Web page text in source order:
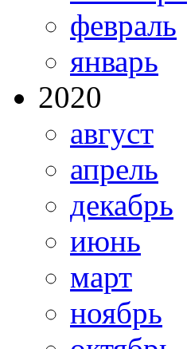
февраль
январь
2020
август
апрель
декабрь
июнь
март
ноябрь